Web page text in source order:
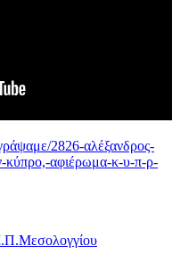
2826-αλέξανδρος-
κύπρο,-αφιέρωμα-κ-υ-π-ρ-